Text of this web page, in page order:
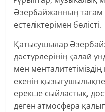
Әзербайжанның тағам
естеліктерімен бөлісті.
Қатысушылар
дәстүрлерінің қалай
мен
екенін
ерекше сыйластық,
деген атмосфера